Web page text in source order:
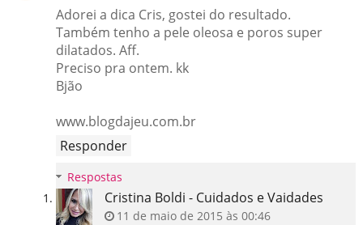
Adorei a dica Cris, gostei do resultado.
Também tenho a pele oleosa e poros super
dilatados. Aff.
Preciso pra ontem. kk
Bjão
www.blogdajeu.com.br
Responder
Respostas
Cristina Boldi - Cuidados e Vaidades
11 de maio de 2015 às 00:46